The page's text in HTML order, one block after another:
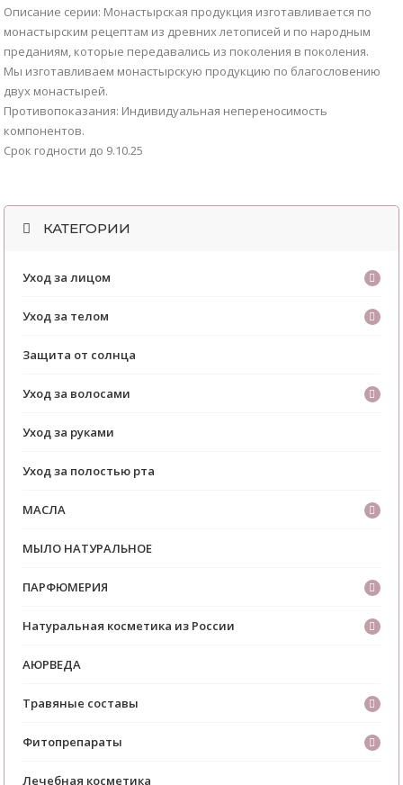
Описание серии: Монастырская продукция изготавливается по
монастырским рецептам из древних летописей и по народным
преданиям, которые передавались из поколения в поколения.
Мы изготавливаем монастырскую продукцию по благословению
двух монастырей.
Противопоказания: Индивидуальная непереносимость
компонентов.
Срок годности до 9.10.25
КАТЕГОРИИ
Уход за лицом
Уход за телом
Защита от солнца
Уход за волосами
Уход за руками
Уход за полостью рта
МАСЛА
МЫЛО НАТУРАЛЬНОЕ
ПАРФЮМЕРИЯ
Натуральная косметика из России
АЮРВЕДА
Травяные составы
Фитопрепараты
Лечебная косметика